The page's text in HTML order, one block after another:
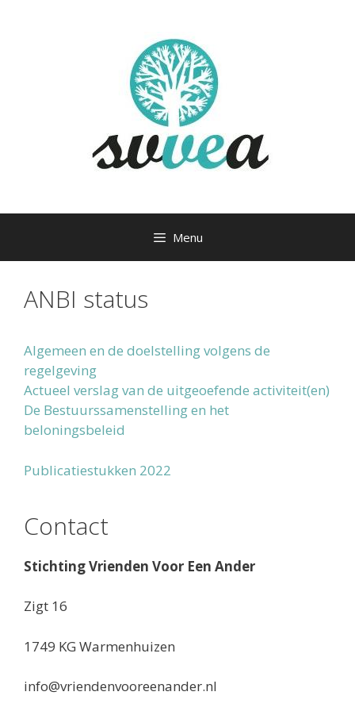
Menu
ANBI status
Algemeen en de doelstelling volgens de
regelgeving
Actueel verslag van de uitgeoefende activiteit(en)
De Bestuurssamenstelling en het
beloningsbeleid
Publicatiestukken 2022
Contact
Stichting Vrienden Voor Een Ander
Zigt 16
1749 KG Warmenhuizen
info@vriendenvooreenander.nl